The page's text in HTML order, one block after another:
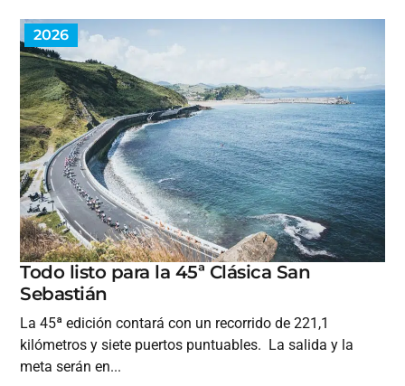
2026
Todo listo para la 45ª Clásica San
Sebastián
La 45ª edición contará con un recorrido de 221,1
kilómetros y siete puertos puntuables. La salida y la
meta serán en...